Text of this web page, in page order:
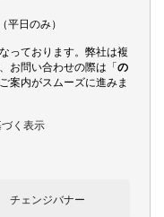
日のみ）
っております。弊社は複
お問い合わせの際は「の
案内がスムーズに進みま
く表示
チェンジバナー